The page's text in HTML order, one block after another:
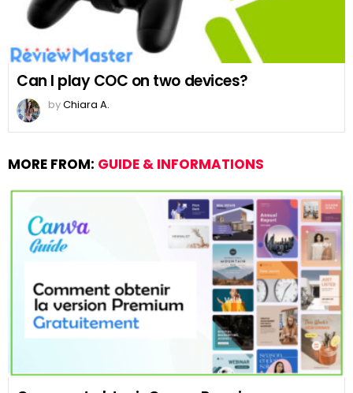
Can I play COC on two devices?
byChiara A.
MORE FROM: GUIDE & INFORMATIONS